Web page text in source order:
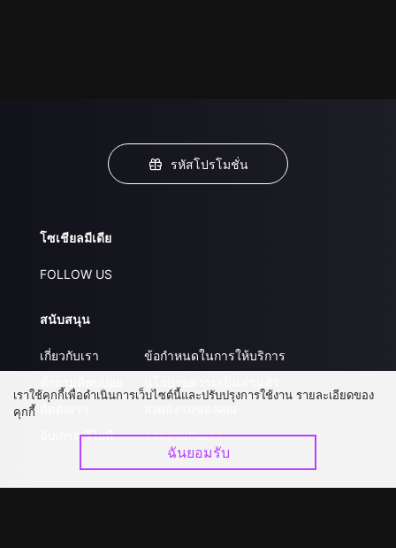
รหัสโปรโมชั่น
โซเชียลมีเดีย
FOLLOW US
สนับสนุน
เกี่ยวกับเรา
อัปเกรด วีไอพี
ข้อกำหนดในการให้บริการ
ร่วมงานกับเรา
เราใช้คุกกี้เพื่อดำเนินการเว็บไซต์นี้และปรับปรุงการใช้งาน รายละเอียดของ
คุกกี้
ฉันยอมรับ